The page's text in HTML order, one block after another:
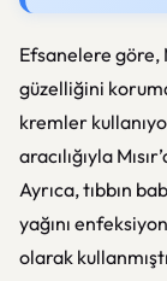
Efsanelere göre,
güzelliğini
kremler
aracılığıyla
Ayrıca, tıbbın
yağını
olarak